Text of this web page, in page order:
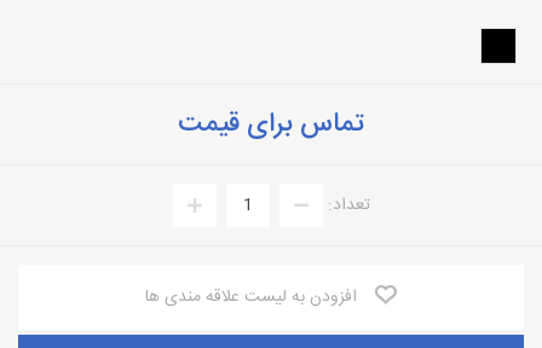
تماس برای قیمت
تعداد:
افزودن به لیست علاقه مندی ها